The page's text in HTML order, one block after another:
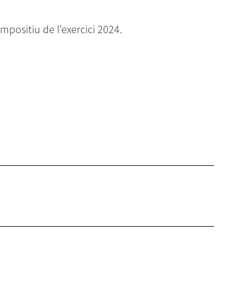
de l'exercici 2024.